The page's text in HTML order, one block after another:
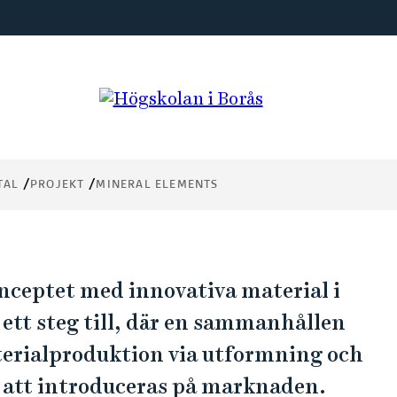
PROJEKT MINERAL ELEMENTS
med innovativa material i
steg till, där en sammanhållen
via utformning och
introduceras på marknaden.